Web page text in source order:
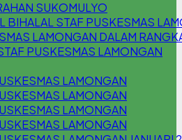
SUKOMULYO
BIHALAL STAF PUSKESMAS
LAMONGAN DALAM
PUSKESMAS LAMONGAN
LAMONGAN
LAMONGAN
LAMONGAN
LAMONGAN